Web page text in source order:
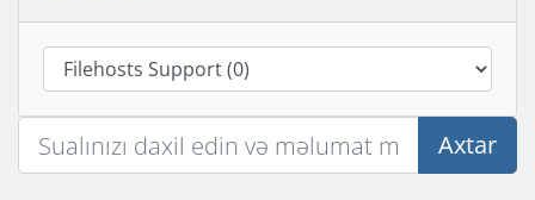
Axtar